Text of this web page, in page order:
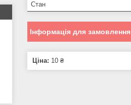
Стан
Інформація для замовлення
Ціна: 10 ₴